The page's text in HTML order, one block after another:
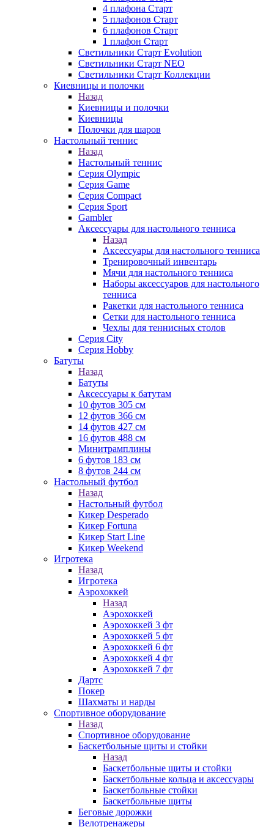
4 плафона Старт
5 плафонов Старт
6 плафонов Старт
1 плафон Старт
Светильники Старт Evolution
Светильники Старт NEO
Светильники Старт Коллекции
Киевницы и полочки
Назад
Киевницы и полочки
Киевницы
Полочки для шаров
Настольный теннис
Назад
Настольный теннис
Серия Olympic
Серия Game
Серия Compact
Серия Sport
Gambler
Аксессуары для настольного тенниса
Назад
Аксессуары для настольного тенниса
Тренировочный инвентарь
Мячи для настольного тенниса
Наборы аксессуаров для настольного
тенниса
Ракетки для настольного тенниса
Сетки для настольного тенниса
Чехлы для теннисных столов
Серия City
Серия Hobby
Батуты
Назад
Батуты
Аксессуары к батутам
10 футов 305 см
12 футов 366 см
14 футов 427 см
16 футов 488 см
Минитрамплины
6 футов 183 см
8 футов 244 см
Настольный футбол
Назад
Настольный футбол
Кикер Desperado
Кикер Fortuna
Кикер Start Line
Кикер Weekend
Игротека
Назад
Игротека
Аэрохоккей
Назад
Аэрохоккей
Аэрохоккей 3 фт
Аэрохоккей 5 фт
Аэрохоккей 6 фт
Аэрохоккей 4 фт
Аэрохоккей 7 фт
Дартс
Покер
Шахматы и нарды
Спортивное оборудование
Назад
Спортивное оборудование
Баскетбольные щиты и стойки
Назад
Баскетбольные щиты и стойки
Баскетбольные кольца и аксессуары
Баскетбольные стойки
Баскетбольные щиты
Беговые дорожки
Велотренажеры